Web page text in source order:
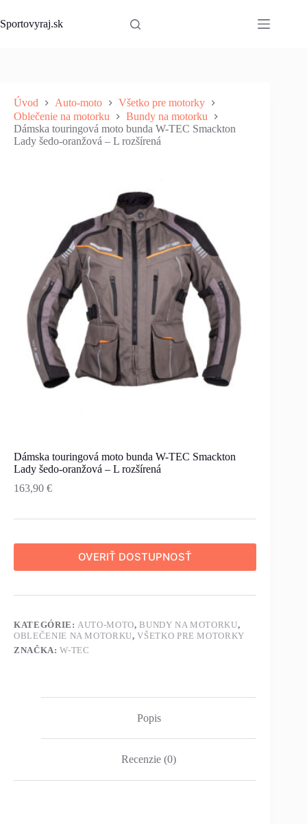
to
content
Sportovyraj.sk
Úvod Auto-moto
Všetko pre motorky
Oblečenie na motorku
Bundy na motorku
Dámska touringová moto bunda W-TEC Smackton
Lady šedo-oranžová – L rozšírená
Dámska touringová moto bunda W-TEC Smackton
Lady šedo-oranžová – L rozšírená
163,90 €
OVERIŤ DOSTUPNOSŤ
KATEGÓRIE: AUTO-MOTO,BUNDY NA MOTORKU,
OBLEČENIE NA MOTORKU,VŠETKO PRE MOTORKY
ZNAČKA:W-TEC
Popis
Recenzie (0)